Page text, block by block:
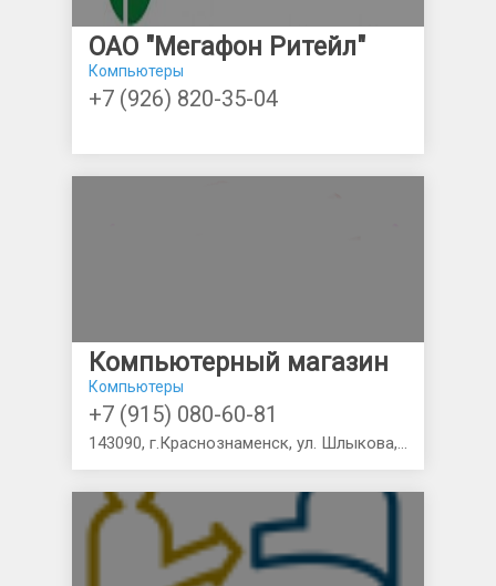
ОАО "Мегафон Ритейл"
Компьютеры
+7 (926) 820-35-04
Компьютерный магазин
Компьютеры
+7 (915) 080-60-81
143090, г.Краснознаменск, ул. Шлыкова, д.5а